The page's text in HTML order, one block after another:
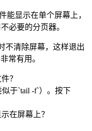
能显示在单个屏幕上，
必要的分页器。
不清除屏幕，这样退出
常有用。
？
于`tail -f`）。按下
在屏幕上？